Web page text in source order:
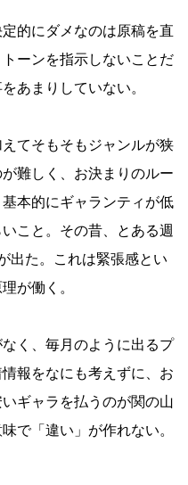
的にダメなのは原稿を直
ーンを指示しないことだ
あまりしていない。
てそもそもジャンルが狭
難しく、お決まりのルー
本的にギャランティが低
こと。その昔、とある週
出た。これは緊張感とい
が働く。
く、毎月のように出るプ
報をなにも考えずに、お
ギャラを払うのが関の山
で「違い」が作れない。